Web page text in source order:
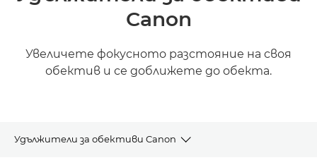
Canon
Увеличете фокусното разстояние на своя
обектив и се доближете до обекта.
Удължители за обективи Canon